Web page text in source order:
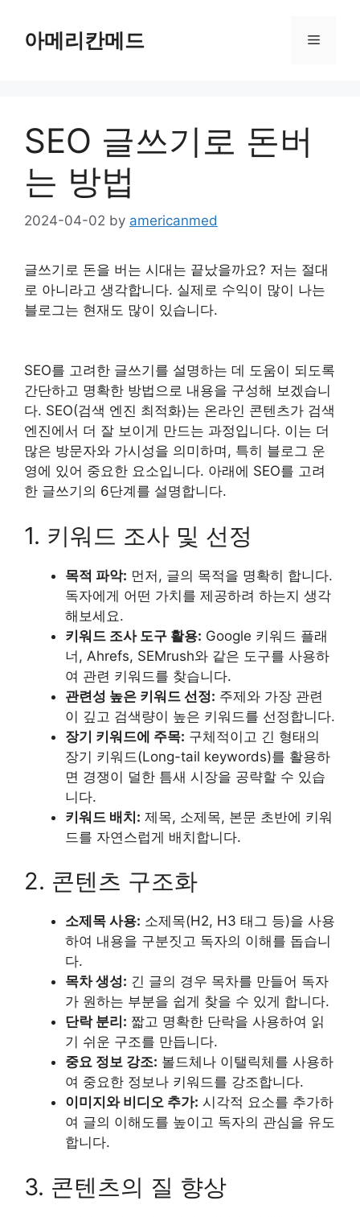
content아메리칸메드 Menu
SEO 글쓰기로 돈버
는 방법
2024-04-02 by americanmed
글쓰기로 돈을 버는 시대는 끝났을까요? 저는 절대
로 아니라고 생각합니다. 실제로 수익이 많이 나는
블로그는 현재도 많이 있습니다.
SEO를 고려한 글쓰기를 설명하는 데 도움이 되도록
간단하고 명확한 방법으로 내용을 구성해 보겠습니
다. SEO(검색 엔진 최적화)는 온라인 콘텐츠가 검색
엔진에서 더 잘 보이게 만드는 과정입니다. 이는 더
많은 방문자와 가시성을 의미하며, 특히 블로그 운
영에 있어 중요한 요소입니다. 아래에 SEO를 고려
한 글쓰기의 6단계를 설명합니다.
1. 키워드 조사 및 선정
목적 파악: 먼저, 글의 목적을 명확히 합니다.
독자에게 어떤 가치를 제공하려 하는지 생각
해보세요.
키워드 조사 도구 활용: Google 키워드 플래
너, Ahrefs, SEMrush와 같은 도구를 사용하
여 관련 키워드를 찾습니다.
관련성 높은 키워드 선정: 주제와 가장 관련
이 깊고 검색량이 높은 키워드를 선정합니다.
장기 키워드에 주목: 구체적이고 긴 형태의
장기 키워드(Long-tail keywords)를 활용하
면 경쟁이 덜한 틈새 시장을 공략할 수 있습
니다.
키워드 배치: 제목, 소제목, 본문 초반에 키워
드를 자연스럽게 배치합니다.
2. 콘텐츠 구조화
소제목 사용: 소제목(H2, H3 태그 등)을 사용
하여 내용을 구분짓고 독자의 이해를 돕습니
다.
목차 생성: 긴 글의 경우 목차를 만들어 독자
가 원하는 부분을 쉽게 찾을 수 있게 합니다.
단락 분리: 짧고 명확한 단락을 사용하여 읽
기 쉬운 구조를 만듭니다.
중요 정보 강조: 볼드체나 이탤릭체를 사용하
여 중요한 정보나 키워드를 강조합니다.
이미지와 비디오 추가: 시각적 요소를 추가하
여 글의 이해도를 높이고 독자의 관심을 유도
합니다.
3. 콘텐츠의 질 향상